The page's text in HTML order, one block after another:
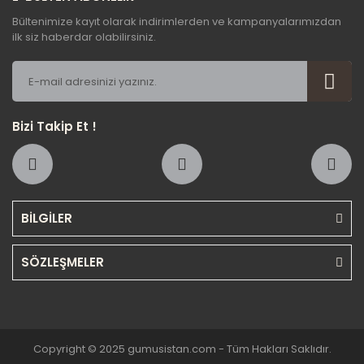
BİLGİLER
SÖZLEŞMELER
Bültenimize kayıt olarak indirimlerden ve kampanyalarımızdan
ilk siz haberdar olabilirsiniz.
Bizi Takip Et !
Copyright © 2025 gumusistan.com - Tüm Hakları Saklıdır.